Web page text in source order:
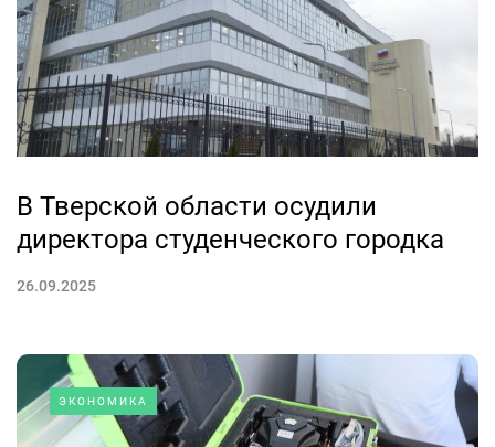
В Тверской области осудили
директора студенческого городка
26.09.2025
ЭКОНОМИКА